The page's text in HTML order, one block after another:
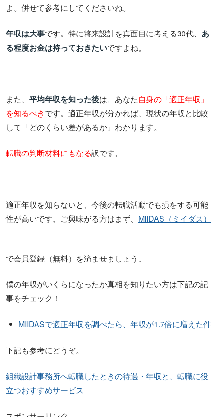
よ。併せて参考にしてくださいね。
年収は大事です。特に将来設計を真面目に考える30代、 あ
る程度お金は持っておきたいですよね。
また、 平均年収を知った後は、あなた自身の「適正年収」
を知るべきです。適正年収が分かれば、現状の年収と比較
して「どのくらい差があるか」わかります。
転職の判断材料にもなる訳です。
適正年収を知らないと、今後の転職活動でも損をする可能
性が高いです。ご興味がる方はまず、 MIIDAS（ミイダス）
で会員登録（無料）を済ませましょう。
僕の年収がいくらになったか真相を知りたい方は下記の記
事をチェック！
MIIDASで適正年収を調べたら、年収が1.7倍に増えた件
下記も参考にどうぞ。
組織設計事務所へ転職したときの待遇・年収と、転職に役
立つおすすめサービス